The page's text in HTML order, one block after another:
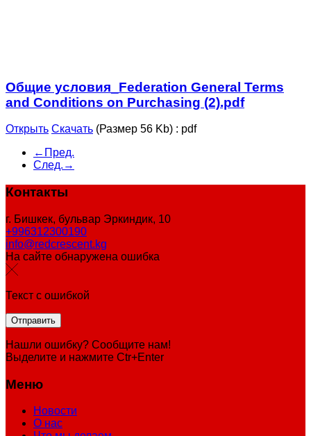
Общие условия_Federation General Terms
and Conditions on Purchasing (2).pdf
Открыть Скачать (Размер 56 Kb) : pdf
←Пред.
След.→
Контакты
г. Бишкек, бульвар Эркиндик, 10
+996312300190
info@redcrescent.kg
На сайте обнаружена ошибка
Текст с ошибкой
Нашли ошибку? Сообщите нам!
Выделите и нажмите Ctr+Enter
Меню
Новости
О нас